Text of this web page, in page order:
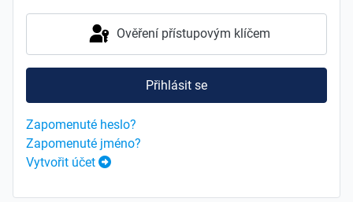
Ověření přístupovým klíčem
Přihlásit se
Zapomenuté heslo?
Zapomenuté jméno?
Vytvořit účet